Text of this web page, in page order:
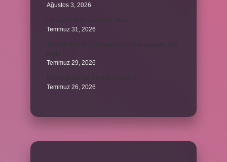
Ağustos 3, 2026
Temmuz 31, 2026
Temmuz 29, 2026
Temmuz 26, 2026